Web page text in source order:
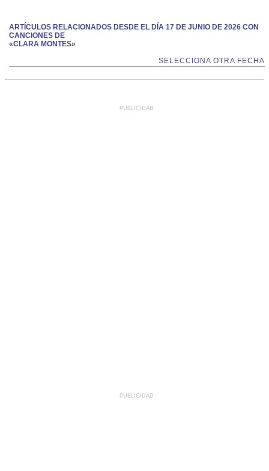
ARTÍCULOS RELACIONADOS DESDE EL DÍA 17 DE JUNIO DE 2026 CON
CANCIONES DE
«CLARA MONTES»
SELECCIONA OTRA FECHA
PUBLICIDAD
PUBLICIDAD